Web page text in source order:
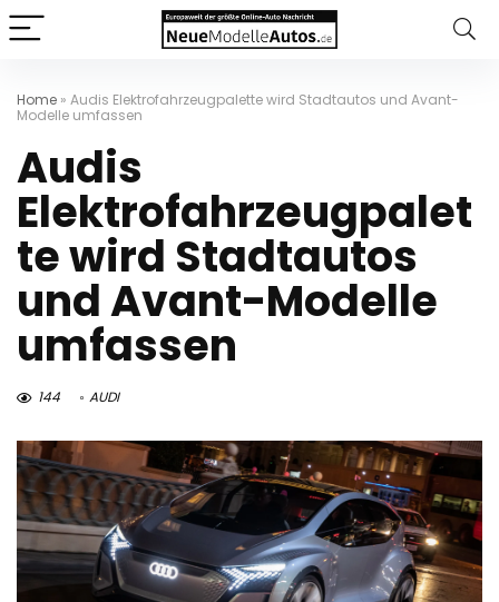
Home » Audis Elektrofahrzeugpalette wird Stadtautos und Avant-
Modelle umfassen
Audis
Elektrofahrzeugpalet
te wird Stadtautos
und Avant-Modelle
umfassen
144 AUDI